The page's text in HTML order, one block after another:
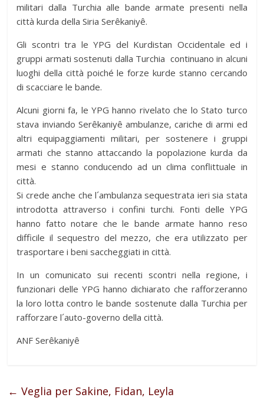
militari dalla Turchia alle bande armate presenti nella
città kurda della Siria Serêkaniyê.
Gli scontri tra le YPG del Kurdistan Occidentale ed i
gruppi armati sostenuti dalla Turchia continuano in alcuni
luoghi della città poiché le forze kurde stanno cercando
di scacciare le bande.
Alcuni giorni fa, le YPG hanno rivelato che lo Stato turco
stava inviando Serêkaniyê ambulanze, cariche di armi ed
altri equipaggiamenti militari, per sostenere i gruppi
armati che stanno attaccando la popolazione kurda da
mesi e stanno conducendo ad un clima conflittuale in
città.
Si crede anche che l´ambulanza sequestrata ieri sia stata
introdotta attraverso i confini turchi. Fonti delle YPG
hanno fatto notare che le bande armate hanno reso
difficile il sequestro del mezzo, che era utilizzato per
trasportare i beni saccheggiati in città.
In un comunicato sui recenti scontri nella regione, i
funzionari delle YPG hanno dichiarato che rafforzeranno
la loro lotta contro le bande sostenute dalla Turchia per
rafforzare l´auto-governo della città.
ANF Serêkaniyê
← Veglia per Sakine, Fidan, Leyla